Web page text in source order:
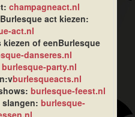
champagneact.nl
act kiezen:
act.nl
kiezen of eenBurlesque
danseres.nl
burlesque-party.nl
burlesqueacts.nl
burlesque-feest.nl
slangen: burlesque-